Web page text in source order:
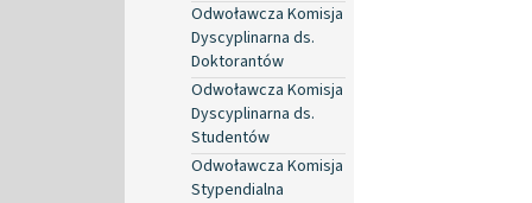
Odwoławcza Komisja
Dyscyplinarna ds.
Doktorantów
Odwoławcza Komisja
Dyscyplinarna ds.
Studentów
Odwoławcza Komisja
Stypendialna